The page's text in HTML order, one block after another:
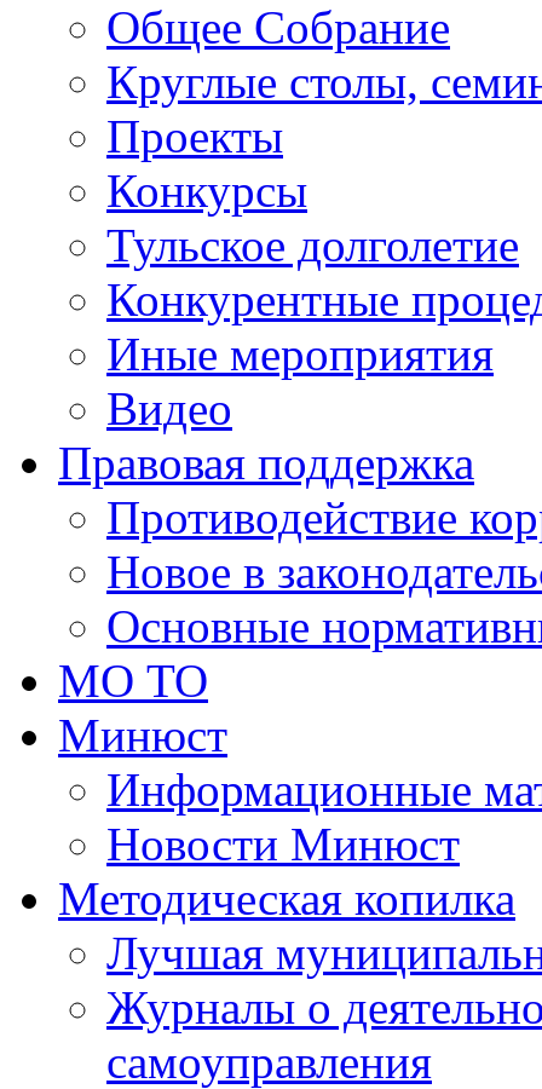
Общее Собрание
Круглые столы,
Проекты
Конкурсы
Тульское долголетие
Конкурентные
Иные мероприятия
Видео
Правовая поддержка
Противодействие
Новое в
Основные
МО ТО
Минюст
Информационные
Новости Минюст
Методическая копилка
Лучшая
Журналы о
самоуправления